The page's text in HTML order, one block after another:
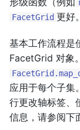
FacetGrid 更好。
基本工作流程是
FacetGrid 对象
应用于每个子集
行更改轴标签、
信息，请参阅下